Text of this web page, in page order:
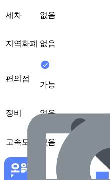
세차 없음
지역화폐 없음
편의점
가능
정비 없음
고속도로 없음